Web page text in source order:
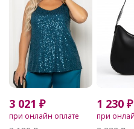
3 021 ₽
при онлайн оплате
1 230 ₽
при